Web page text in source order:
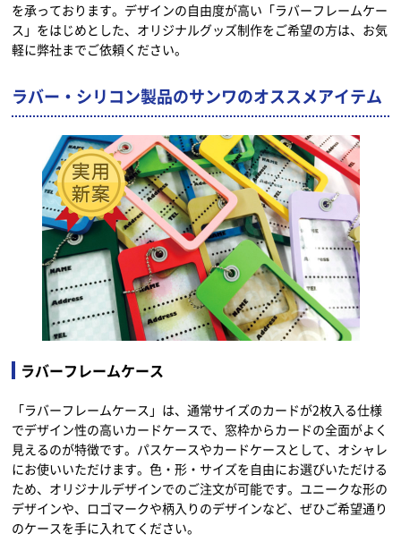
を承っております。デザインの自由度が高い「ラバーフレームケー
ス」をはじめとした、オリジナルグッズ制作をご希望の方は、お気
軽に弊社までご依頼ください。
ラバー・シリコン製品のサンワのオススメアイテム
ラバーフレームケース
「ラバーフレームケース」は、通常サイズのカードが2枚入る仕様
でデザイン性の高いカードケースで、窓枠からカードの全面がよく
見えるのが特徴です。パスケースやカードケースとして、オシャレ
にお使いいただけます。色・形・サイズを自由にお選びいただける
ため、オリジナルデザインでのご注文が可能です。ユニークな形の
デザインや、ロゴマークや柄入りのデザインなど、ぜひご希望通り
のケースを手に入れてください。